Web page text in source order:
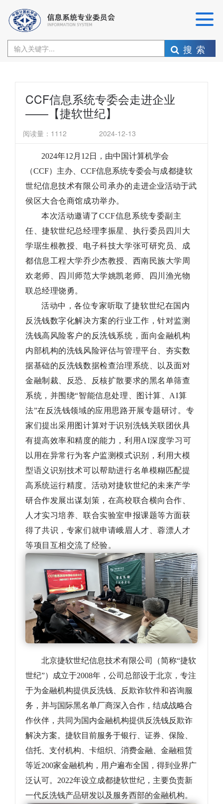
搜索
CCF信息系统专委会走进企业
——【捷软世纪】
阅读量： 1112 2024-12-13
2024年12 月 12 日，由中国计算机学会
（CCF）主办、 CCF信息系统专委会与成都捷软
世纪信息技术有限公司承办的走进企业活动于武
侯区大合仓商馆成功举办。
本次活动邀请了CCF信息系统专委副主
任、捷软世纪总经理李振星、 执行委员四川大
学琚生根教授、电子科技大学张可研究员、成
都信息工程大学乔少杰教授、西南民族大学周
欢老师、四川师范大学姚凯老师、四川渔光物
联总经理饶勇。
活动中，各位专家听取了捷软世纪在国内
反洗钱数字化解决方案的行业工作，针对监测
洗钱高风险客户的反洗钱系统，面向金融机构
内部机构的洗钱风险评估与管理平台、夯实数
据基础的反洗钱数据检查治理系统、以及面对
金融制裁、反恐、反核扩散要求的黑名单筛查
系统，并围绕“智能信息处理、图计算、AI算
法”在反洗钱领域的应用思路开展专题研讨。专
家们提出采用图计算对于识别洗钱关联团伙具
有提高效率和精度的能力，利用AI深度学习可
以用在异常行为客户监测模式识别，利用大模
型语义识别技术可以帮助进行名单模糊匹配提
高系统运行精度。活动对捷软世纪的未来产学
研合作发展出谋划策，在高校联合横向合作、
人才实习培养、联合实验室申报课题等方面获
得了共识，专家们就申请峨眉人才、蓉漂人才
等项目互相交流了经验。
北京捷软世纪信息技术有限公司（简称“捷软
世纪”）成立于2008年，公司总部设于北京，专注
于为金融机构提供反洗钱、反欺诈软件和咨询服
务，并与国际黑名单厂商深入合作，结成战略合
作伙伴，共同为国内金融机构提供反洗钱反欺诈
解决方案。捷软目前服务于银行、证券、保险、
信托、支付机构、卡组织、消费金融、金融租赁
等近200家金融机构，用户遍布全国，得到业界广
泛认可。2022年设立成都捷软世纪，主要负责新
一代反洗钱产品研发以及服务西部的金融机构。